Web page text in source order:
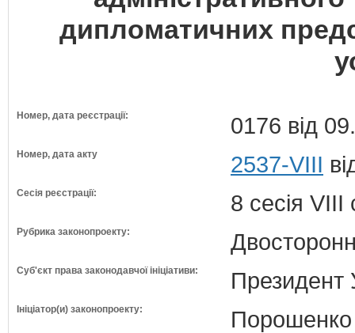
дипломатичних
Номер, дата реєстрації: 0176 від
Номер, дата акту 2537-VIII
Сесія реєстрації: 8 сесія VIII
Рубрика законопроекту:
Суб'єкт права законодавчої ініціативи: Президент
Ініціатор(и) законопроекту: Порошенко